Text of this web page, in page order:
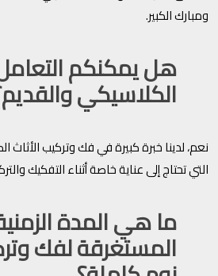
ومبارك الكبير.
هل يمكنكم
الكلاسيكي
نعم، لدينا خبرة كبيرة في فك وتركيب
التي تحتاج إلى عناية خاصة أثناء التفكيك
ما هي المدة
المستغرقة لفك